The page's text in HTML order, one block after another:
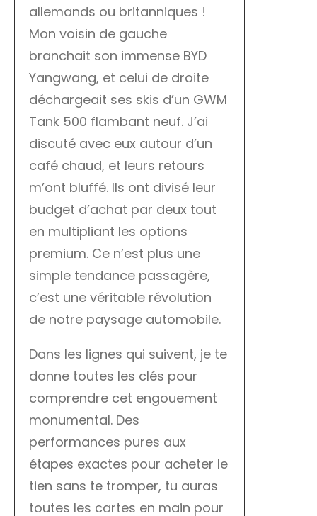
allemands ou britanniques !
Mon voisin de gauche
branchait son immense BYD
Yangwang, et celui de droite
déchargeait ses skis d’un GWM
Tank 500 flambant neuf. J’ai
discuté avec eux autour d’un
café chaud, et leurs retours
m’ont bluffé. Ils ont divisé leur
budget d’achat par deux tout
en multipliant les options
premium. Ce n’est plus une
simple tendance passagère,
c’est une véritable révolution
de notre paysage automobile.
Dans les lignes qui suivent, je te
donne toutes les clés pour
comprendre cet engouement
monumental. Des
performances pures aux
étapes exactes pour acheter le
tien sans te tromper, tu auras
toutes les cartes en main pour